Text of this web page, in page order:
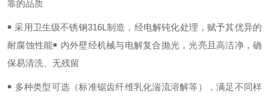
靠的品质
￭ 采用卫生级不锈钢316L制造，经电解钝化处理，赋予其优异的
耐腐蚀性能￭ 内外壁经机械与电解复合抛光，光亮且高洁净，确
保易清洗、无残留
￭ 多种类型可选（标准锯齿纤维乳化湍流溶解等），满足不同样